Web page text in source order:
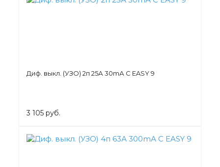
Диф. выкл. (УЗО) 2п 25А 30mА C EASY 9
3 105 руб.